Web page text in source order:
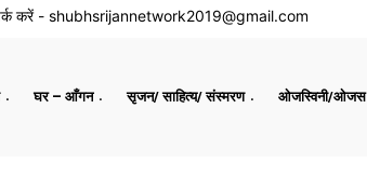
करें - shubhsrijannetwork2019@gmail.com
घर – आँगन सृजन/ साहित्य/ संस्मरण ओजस्विनी/ओजस